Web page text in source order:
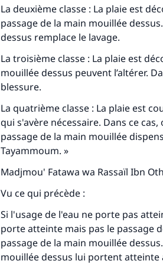
La deuxième classe : La plaie est
passage de la main mouillée
dessus remplace le lavage.
La troisième classe : La plaie est
mouillée dessus peuvent l’altérer.
blessure.
La quatrième classe : La plaie est
qui s'avère nécessaire. Dans ce
passage de la main mouillée
Tayammoum. »
Madjmou' Fatawa wa Rassaïl Ibn
Vu ce qui précède :
Si l'usage de l'eau ne porte pas
porte atteinte mais pas le passage
passage de la main mouillée
mouillée dessus lui portent atteinte
Aidez
Le
"Celui qui indique une